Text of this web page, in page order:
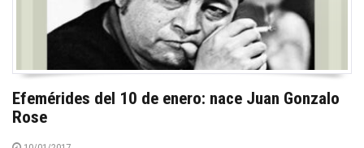
Efemérides del 10 de enero: nace Juan Gonzalo
Rose